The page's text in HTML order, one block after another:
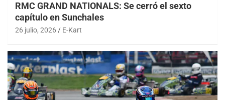
RMC GRAND NATIONALS: Se cerró el sexto
capítulo en Sunchales
26 julio, 2026 E-Kart